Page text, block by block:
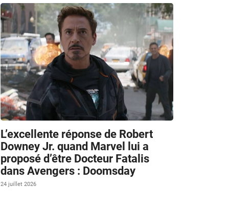
L’excellente réponse de Robert
Downey Jr. quand Marvel lui a
proposé d’être Docteur Fatalis
dans Avengers : Doomsday
24 juillet 2026